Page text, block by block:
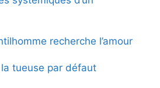
recherche l’amour
tueuse par défaut